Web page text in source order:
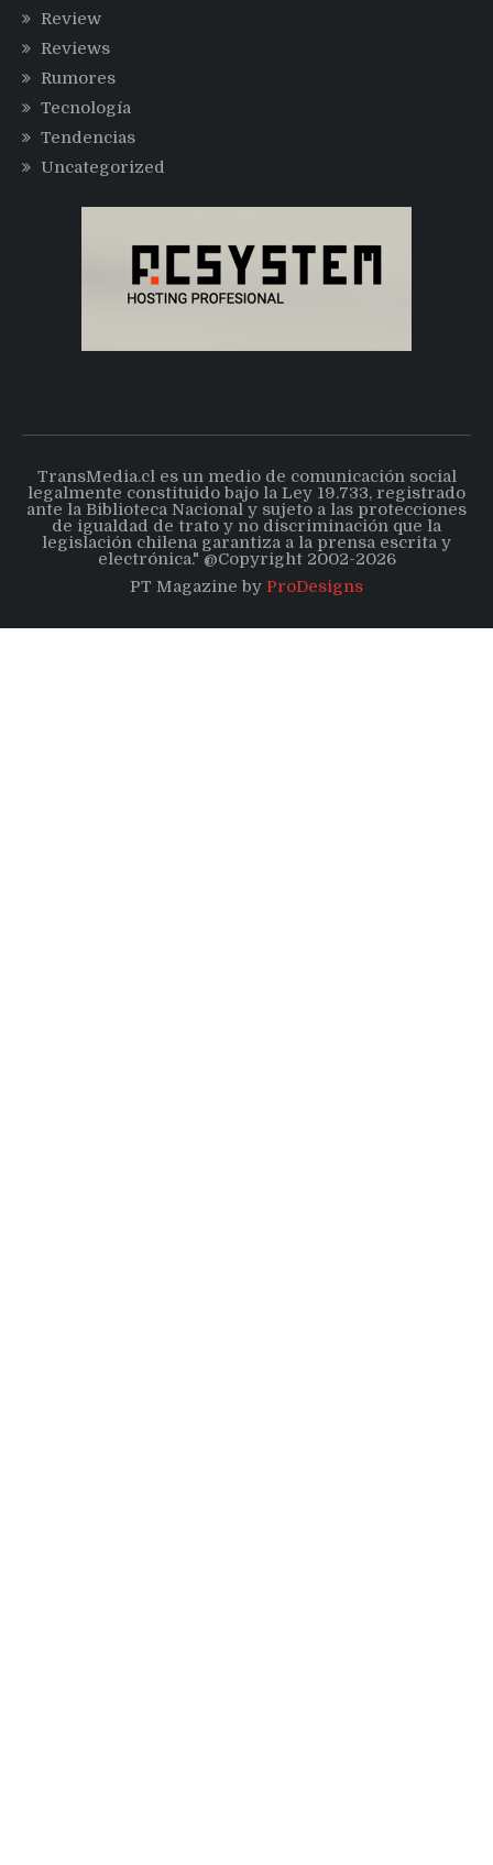
Review
Reviews
Rumores
Tecnología
Tendencias
Uncategorized
TransMedia.cl es un medio de comunicación social
legalmente constituido bajo la Ley 19.733, registrado
ante la Biblioteca Nacional y sujeto a las protecciones
de igualdad de trato y no discriminación que la
legislación chilena garantiza a la prensa escrita y
electrónica." @Copyright 2002-2026
PT Magazine by ProDesigns